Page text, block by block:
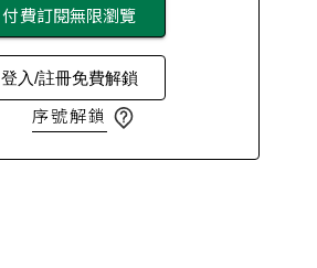
付費訂閱無限瀏覽
登入/註冊免費解鎖
序號解鎖